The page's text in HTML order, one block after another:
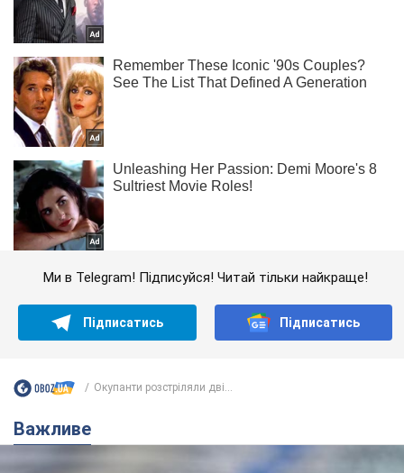
Ми в Telegram! Підписуйся! Читай тільки найкраще!
Підписатись Підписатись
Окупанти розстріляли дві...
Важливе